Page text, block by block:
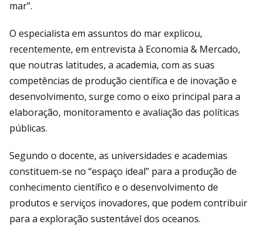
mar”.
O especialista em assuntos do mar explicou,
recentemente, em entrevista à Economia & Mercado,
que noutras latitudes, a academia, com as suas
competências de produção científica e de inovação e
desenvolvimento, surge como o eixo principal para a
elaboração, monitoramento e avaliação das políticas
públicas.
Segundo o docente, as universidades e academias
constituem-se no “espaço ideal” para a produção de
conhecimento científico e o desenvolvimento de
produtos e serviços inovadores, que podem contribuir
para a exploração sustentável dos oceanos.